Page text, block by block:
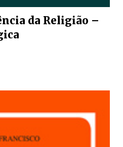
da Religião –